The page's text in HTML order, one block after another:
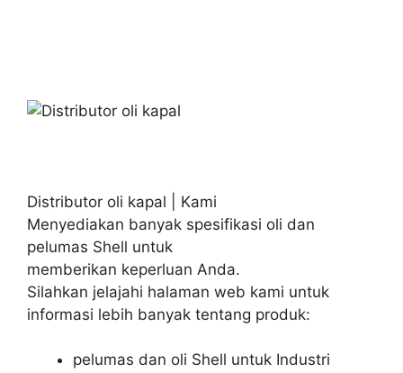
Distributor oli kapal | Kami
Menyediakan banyak spesifikasi oli dan
pelumas Shell untuk
memberikan keperluan Anda.
Silahkan jelajahi halaman web kami untuk
informasi lebih banyak tentang produk:
pelumas dan oli Shell untuk Industri